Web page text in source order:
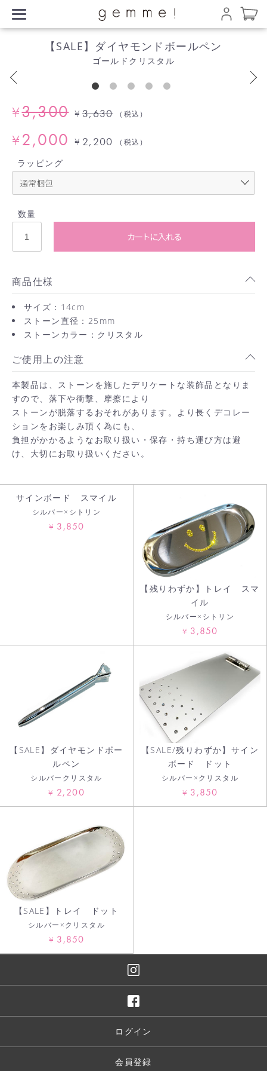
【SALE】ダイヤモンドボールペン
ゴールドクリスタル
¥3,300
¥2,000
¥ 3,630 （税込）
¥ 2,200 （税込）
ラッピング
数量
カートに入れる
お買い物を続ける
カートへ進む
商品仕様
サイズ：14cm
ストーン直径：25mm
ストーンカラー：クリスタル
ご使用上の注意
本製品は、ストーンを施したデリケートな装飾品となりま
すので、落下や衝撃、摩擦により
ストーンが脱落するおそれがあります。より長くデコレー
ションをお楽しみ頂く為にも、
負担がかかるようなお取り扱い・保存・持ち運び方は避
け、大切にお取り扱いください。
サインボード スマイル
シルバー×シトリン
¥ 3,850
【残りわずか】トレイ スマ
イル
シルバー×シトリン
¥ 3,850
【SALE】ダイヤモンドボー
ルペン
シルバークリスタル
¥ 2,200
【SALE/残りわずか】サイン
ボード ドット
シルバー×クリスタル
¥ 3,850
【SALE】トレイ ドット
シルバー×クリスタル
¥ 3,850
ログイン
会員登録